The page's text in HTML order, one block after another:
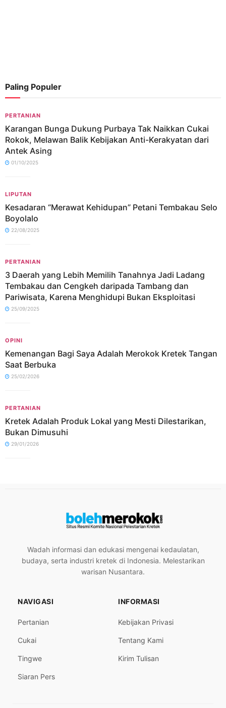
Paling Populer
PERTANIAN
Karangan Bunga Dukung Purbaya Tak Naikkan Cukai
Rokok, Melawan Balik Kebijakan Anti-Kerakyatan dari
Antek Asing
01/10/2025
LIPUTAN
Kesadaran “Merawat Kehidupan” Petani Tembakau Selo
Boyolalo
22/08/2025
PERTANIAN
3 Daerah yang Lebih Memilih Tanahnya Jadi Ladang
Tembakau dan Cengkeh daripada Tambang dan
Pariwisata, Karena Menghidupi Bukan Eksploitasi
25/09/2025
OPINI
Kemenangan Bagi Saya Adalah Merokok Kretek Tangan
Saat Berbuka
25/02/2026
PERTANIAN
Kretek Adalah Produk Lokal yang Mesti Dilestarikan,
Bukan Dimusuhi
29/01/2026
Wadah informasi dan edukasi mengenai kedaulatan,
budaya, serta industri kretek di Indonesia. Melestarikan
warisan Nusantara.
NAVIGASI
Pertanian
Cukai
Tingwe
Siaran Pers
INFORMASI
Kebijakan Privasi
Tentang Kami
Kirim Tulisan